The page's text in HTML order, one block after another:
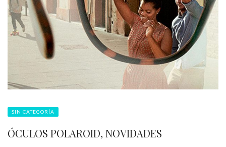
SIN CATEGORÍA
ÓCULOS POLAROID, NOVIDADES